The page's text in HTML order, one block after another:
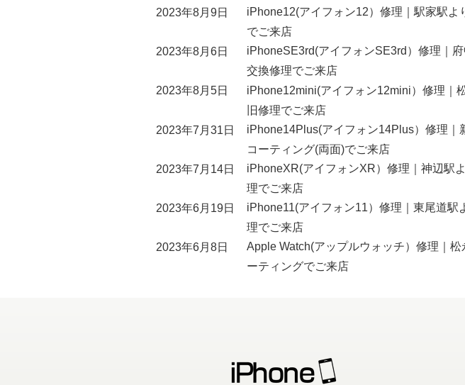
2023年8月9日
iPhone12(アイフォン12）修理｜駅家駅よ
でご来店
2023年8月6日
iPhoneSE3rd(アイフォンSE3rd）修理｜
交換修理でご来店
2023年8月5日
iPhone12mini(アイフォン12mini）修理｜
旧修理でご来店
2023年7月31日
iPhone14Plus(アイフォン14Plus）修理｜
コーティング(両面)でご来店
2023年7月14日
iPhoneXR(アイフォンXR）修理｜神辺駅
理でご来店
2023年6月19日
iPhone11(アイフォン11）修理｜東尾道駅
理でご来店
2023年6月8日
Apple Watch(アップルウォッチ）修理｜松
ーティングでご来店